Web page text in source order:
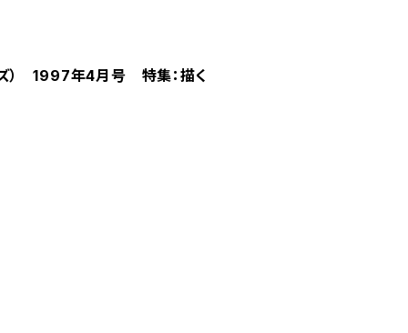
） 1997年4月号 特集：描く